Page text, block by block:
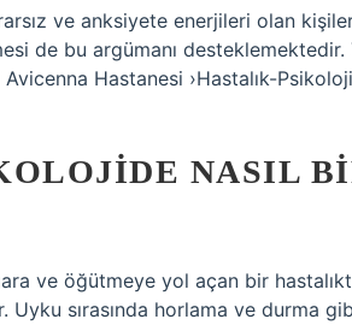
ve anksiyete enerjileri olan
de bu argümanı
Hastanesi ›Hastalık-
NASIL
ve öğütmeye yol açan bir
sırasında horlama ve durma